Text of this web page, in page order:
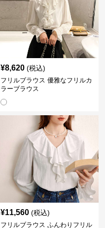
¥8,620 (税込)
フリルブラウス 優雅なフリルカ
ラーブラウス
¥11,560 (税込)
フリルブラウス ふんわりフリル